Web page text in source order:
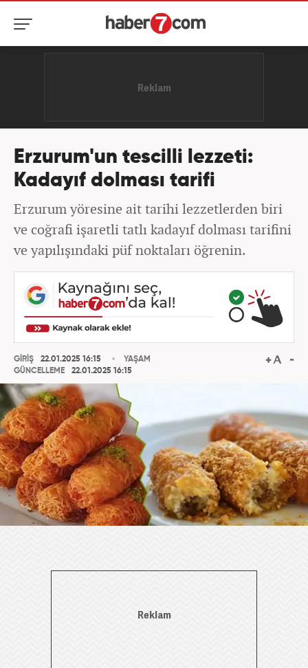
Erzurum'un tescilli lezzeti:
Kadayıf dolması tarifi
Erzurum yöresine ait tarihi lezzetlerden biri
ve coğrafi işaretli tatlı kadayıf dolması tarifini
ve yapılışındaki püf noktaları öğrenin.
GİRİŞ
22.01.2025 16:15
GÜNCELLEME
22.01.2025 16:15
YAŞAM